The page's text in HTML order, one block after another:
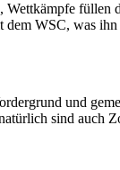
WSC, was
und
sind auch